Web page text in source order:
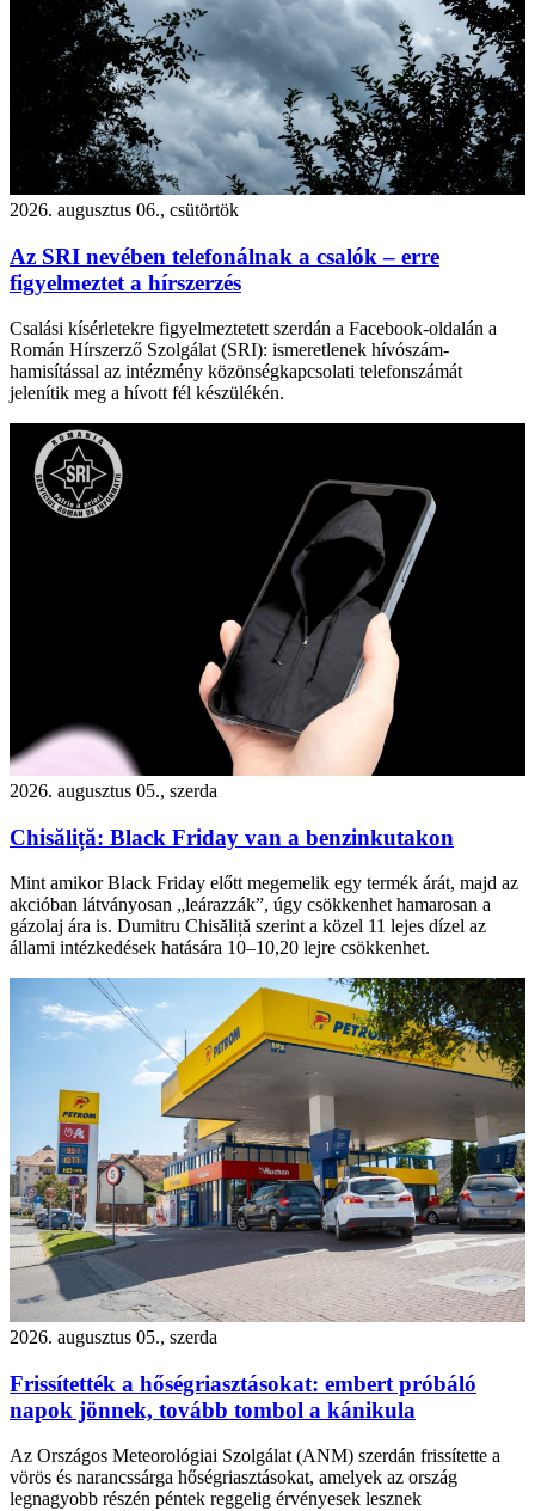
2026. augusztus 06., csütörtök
Az SRI nevében telefonálnak a csalók – erre
figyelmeztet a hírszerzés
Csalási kísérletekre figyelmeztetett szerdán a Facebook-oldalán a
Román Hírszerző Szolgálat (SRI): ismeretlenek hívószám-
hamisítással az intézmény közönségkapcsolati telefonszámát
jelenítik meg a hívott fél készülékén.
2026. augusztus 05., szerda
Chisăliță: Black Friday van a benzinkutakon
Mint amikor Black Friday előtt megemelik egy termék árát, majd az
akcióban látványosan „leárazzák”, úgy csökkenhet hamarosan a
gázolaj ára is. Dumitru Chisăliță szerint a közel 11 lejes dízel az
állami intézkedések hatására 10–10,20 lejre csökkenhet.
2026. augusztus 05., szerda
Frissítették a hőségriasztásokat: embert próbáló
napok jönnek, tovább tombol a kánikula
Az Országos Meteorológiai Szolgálat (ANM) szerdán frissítette a
vörös és narancssárga hőségriasztásokat, amelyek az ország
legnagyobb részén péntek reggelig érvényesek lesznek